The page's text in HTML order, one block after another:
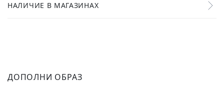
НАЛИЧИЕ В МАГАЗИНАХ
ДОПОЛНИ ОБРАЗ